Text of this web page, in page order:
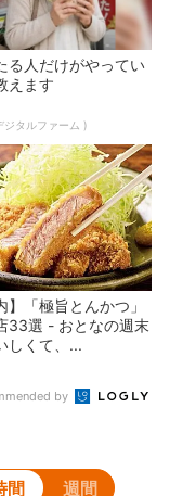
る人だけがやってい
えます
ジタルファーム )
】「極旨とんかつ」
33選 - おとなの週末
しくて、...
by
間 週間